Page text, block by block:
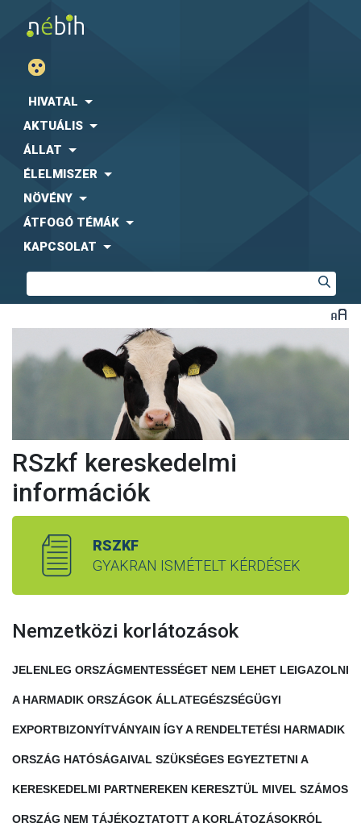
HIVATAL
AKTUÁLIS
ÁLLAT
ÉLELMISZER
NÖVÉNY
ÁTFOGÓ TÉMÁK
KAPCSOLAT
RSzkf kereskedelmi
információk
RSZKF
GYAKRAN ISMÉTELT KÉRDÉSEK
Nemzetközi korlátozások
JELENLEG ORSZÁGMENTESSÉGET NEM LEHET LEIGAZOLNI
A HARMADIK ORSZÁGOK ÁLLATEGÉSZSÉGÜGYI
EXPORTBIZONYÍTVÁNYAIN ÍGY A RENDELTETÉSI HARMADIK
ORSZÁG HATÓSÁGAIVAL SZÜKSÉGES EGYEZTETNI A
KERESKEDELMI PARTNEREKEN KERESZTÜL MIVEL SZÁMOS
ORSZÁG NEM TÁJÉKOZTATOTT A KORLÁTOZÁSOKRÓL